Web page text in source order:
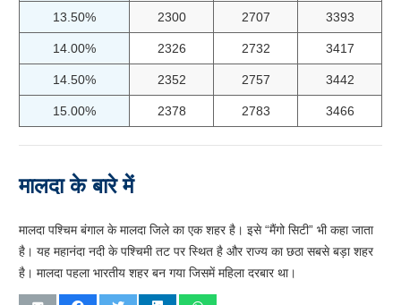
13.50% 2300 2707 3393
14.00% 2326 2732 3417
14.50% 2352 2757 3442
15.00% 2378 2783 3466
मालदा के बारे में
मालदा पश्चिम बंगाल के मालदा जिले का एक शहर है। इसे “मैंगो सिटी” भी कहा जाता
है। यह महानंदा नदी के पश्चिमी तट पर स्थित है और राज्य का छठा सबसे बड़ा शहर
है। मालदा पहला भारतीय शहर बन गया जिसमें महिला दरबार था।